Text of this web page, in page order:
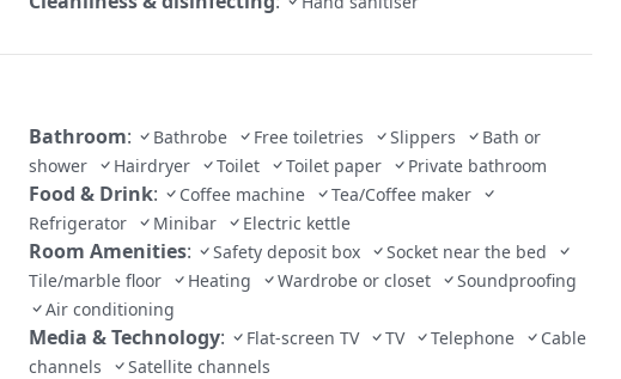
Bathroom: Bathrobe Free toiletries Slippers
Bath or
shower
Hairdryer Toilet Toilet paper Private bathroom
Food & Drink: Coffee machine
Tea/Coffee maker
Refrigerator
Minibar Electric kettle
Room Amenities: Safety deposit box
Socket near the bed
Tile/marble floor
Heating Wardrobe or closet
Soundproofing
Air conditioning
Media & Technology: Flat-screen TV TV Telephone
Cable
channels
Satellite channels